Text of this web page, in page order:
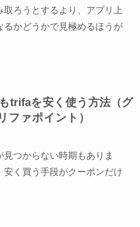
取ろうとするより、アプリ上
るかどうかで見極めるほうが
trifaを安く使う方法（グ
ファポイント）
つからない時期もありま
安く買う手段がクーポンだけ